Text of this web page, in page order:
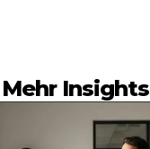
Mehr Insights